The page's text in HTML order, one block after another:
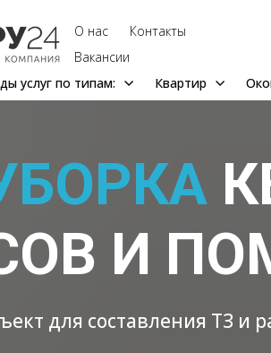
О нас
Контакты
Вакансии
услуг по типам:
Квартир
И
для составления ТЗ и